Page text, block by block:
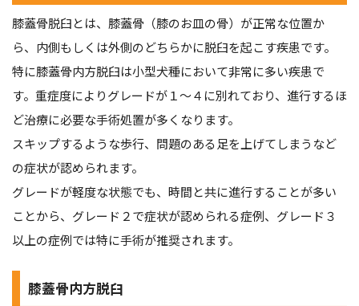
膝蓋骨脱臼とは、膝蓋骨（膝のお皿の骨）が正常な位置か
ら、内側もしくは外側のどちらかに脱臼を起こす疾患です。
特に膝蓋骨内方脱臼は小型犬種において非常に多い疾患で
す。重症度によりグレードが１〜４に別れており、進行するほ
ど治療に必要な手術処置が多くなります。
スキップするような歩行、問題のある足を上げてしまうなど
の症状が認められます。
グレードが軽度な状態でも、時間と共に進行することが多い
ことから、グレード２で症状が認められる症例、グレード３
以上の症例では特に手術が推奨されます。
膝蓋骨内方脱臼